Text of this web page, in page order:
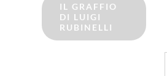
IL GRAFFIO
DI LUIGI
RUBINELLI